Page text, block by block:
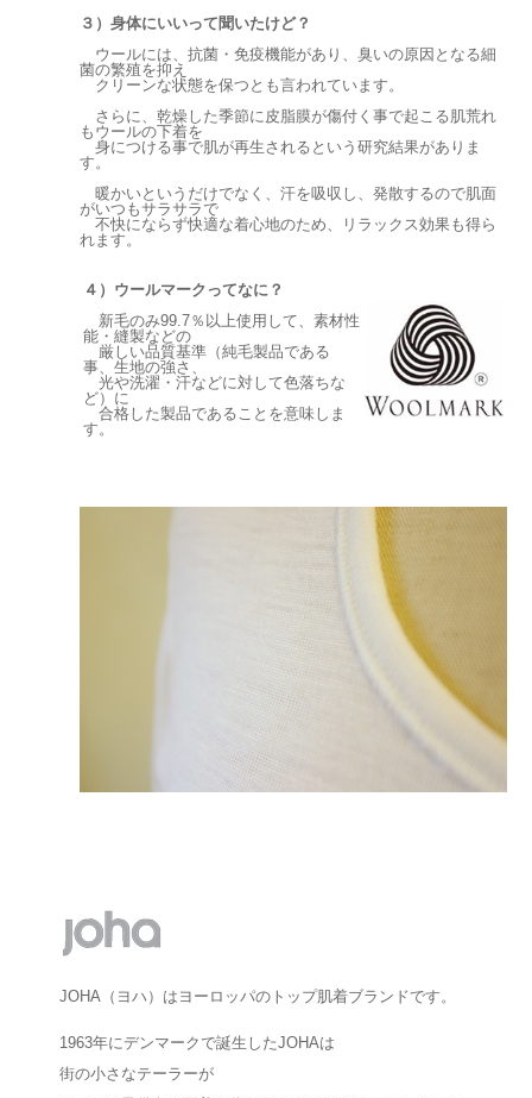
３）身体にいいって聞いたけど？
ウールには、抗菌・免疫機能があり、臭いの原因となる細
菌の繁殖を抑え
クリーンな状態を保つとも言われています。
さらに、乾燥した季節に皮脂膜が傷付く事で起こる肌荒れ
もウールの下着を
身につける事で肌が再生されるという研究結果がありま
す。
暖かいというだけでなく、汗を吸収し、発散するので肌面
がいつもサラサラで
不快にならず快適な着心地のため、リラックス効果も得ら
れます。
４）ウールマークってなに？
新毛のみ99.7％以上使用して、素材性
能・縫製などの
厳しい品質基準（純毛製品である
事、生地の強さ、
光や洗濯・汗などに対して色落ちな
ど）に
合格した製品であることを意味しま
す。
JOHA（ヨハ）はヨーロッパのトップ肌着ブランドです。
1963年にデンマークで誕生したJOHAは
街の小さなテーラーが